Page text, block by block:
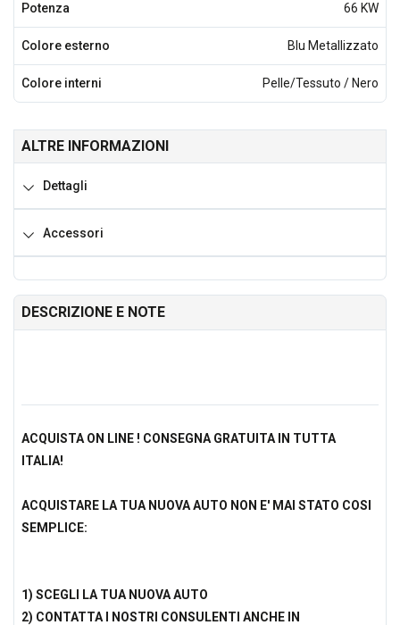
Potenza 66 KW
Colore esterno Blu Metallizzato
Colore interni Pelle/Tessuto / Nero
ALTRE INFORMAZIONI
Dettagli
Accessori
DESCRIZIONE E NOTE
ACQUISTA ON LINE ! CONSEGNA GRATUITA IN TUTTA
ITALIA!
ACQUISTARE LA TUA NUOVA AUTO NON E' MAI STATO COSI
SEMPLICE:
1) SCEGLI LA TUA NUOVA AUTO
2) CONTATTA I NOSTRI CONSULENTI ANCHE IN